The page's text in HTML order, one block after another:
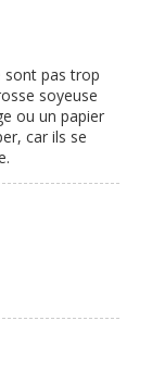
sont pas trop
soyeuse
ou un papier
car ils se